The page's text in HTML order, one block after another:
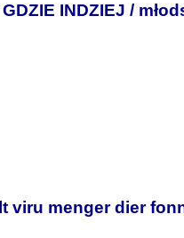
INDZIEJ /
viru menger dier